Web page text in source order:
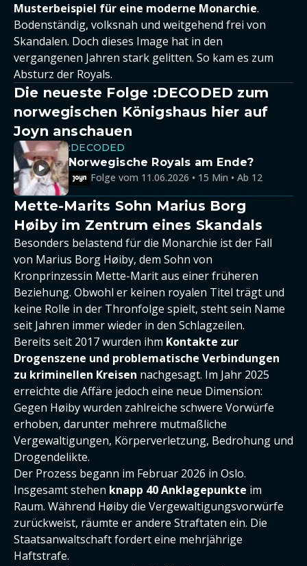
Musterbeispiel für eine moderne Monarchie.
Bodenständig, volksnah und weitgehend frei von
Skandalen. Doch dieses Image hat in den
vergangenen Jahren stark gelitten. So kam es zum
Absturz der Royals.
Die neueste Folge :DECODED zum
norwegischen Königshaus hier auf
Joyn anschauen
:DECODED
Norwegische Royals am Ende?
Folge vom 11.06.2026 • 15 Min • Ab 12
Mette-Marits Sohn Marius Borg
Høiby im Zentrum eines Skandals
Besonders belastend für die Monarchie ist der Fall
von Marius Borg Høiby, dem Sohn von
Kronprinzessin Mette-Marit aus einer früheren
Beziehung. Obwohl er keinen royalen Titel trägt und
keine Rolle in der Thronfolge spielt, steht sein Name
seit Jahren immer wieder in den Schlagzeilen.
Bereits seit 2017 wurden ihm Kontakte zur
Drogenszene und problematische Verbindungen
zu kriminellen Kreisen nachgesagt. Im Jahr 2025
erreichte die Affäre jedoch eine neue Dimension:
Gegen Høiby wurden zahlreiche schwere Vorwürfe
erhoben, darunter mehrere mutmaßliche
Vergewaltigungen, Körperverletzung, Bedrohung und
Drogendelikte.
Der Prozess begann im Februar 2026 in Oslo.
Insgesamt stehen knapp 40 Anklagepunkte im
Raum. Während Høiby die Vergewaltigungsvorwürfe
zurückweist, räumte er andere Straftaten ein. Die
Staatsanwaltschaft fordert eine mehrjährige
Haftstrafe.